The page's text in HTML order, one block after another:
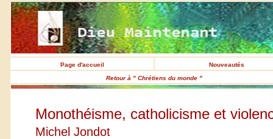
Page d'accueil
Nouveautés
Retour à " Chrétiens du monde "
Monothéisme, catholicisme et
Michel Jondot